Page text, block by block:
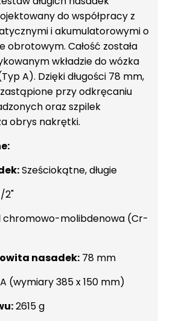
do współpracy z
i akumulatorowymi o
obrotowym. Całość została
wkładzie do wózka
A). Dzięki długości 78 mm,
przy odkręcaniu
oraz szpilek
obrys nakrętki.
Sześciokątne, długie
2"
chromowo-molibdenowa (Cr-
nasadek: 78 mm
A (wymiary 385 x 150 mm)
2615 g